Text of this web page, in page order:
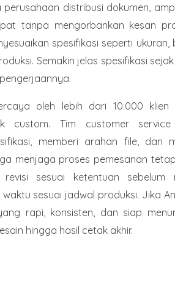
perusahaan distribusi dokumen,
tanpa mengorbankan kesan
spesifikasi seperti ukuran,
Semakin jelas spesifikasi
oleh lebih dari 10.000
custom. Tim customer
memberi arahan file, dan
menjaga proses pemesanan
revisi sesuai ketentuan
sesuai jadwal produksi. Jika
rapi, konsisten, dan siap
hingga hasil cetak akhir.